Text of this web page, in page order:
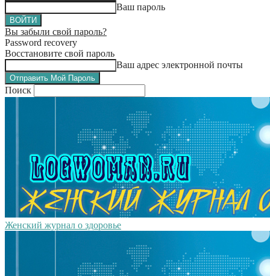
Ваш пароль
Вы забыли свой пароль?
Password recovery
Восстановите свой пароль
Ваш адрес электронной почты
Поиск
Женский журнал о здоровье